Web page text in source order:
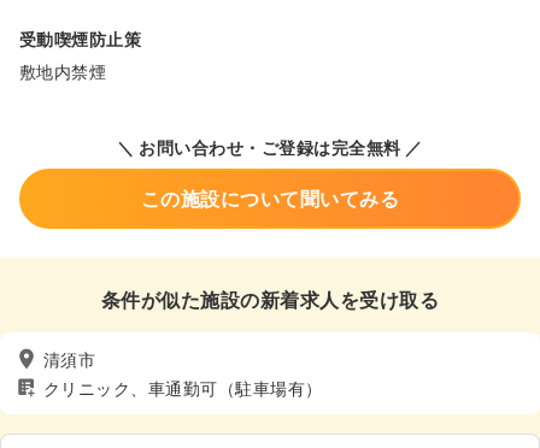
受動喫煙防止策
敷地内禁煙
＼ お問い合わせ・ご登録は完全無料 ／
この施設について聞いてみる
条件が似た施設の新着求人を受け取る
清須市
クリニック、車通勤可（駐車場有）